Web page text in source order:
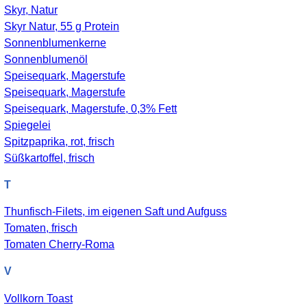
Skyr, Natur
Skyr Natur, 55 g Protein
Sonnenblumenkerne
Sonnenblumenöl
Speisequark, Magerstufe
Speisequark, Magerstufe
Speisequark, Magerstufe, 0,3% Fett
Spiegelei
Spitzpaprika, rot, frisch
Süßkartoffel, frisch
T
Thunfisch-Filets, im eigenen Saft und Aufguss
Tomaten, frisch
Tomaten Cherry-Roma
V
Vollkorn Toast